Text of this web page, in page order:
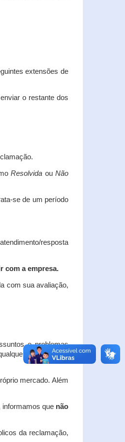
extensões de
o restante dos
Resolvida ouNão
se de um período
resposta
com a empresa.
com sua avaliação,
e problemas
interessado,
mercado. Além
informamos que não
da reclamação,